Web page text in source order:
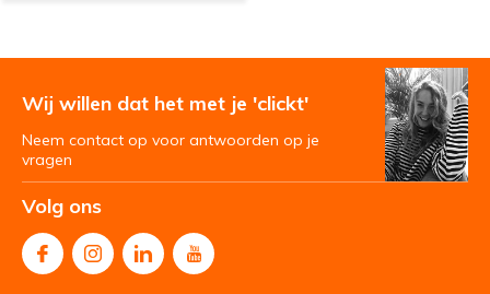
Wij willen dat het met je 'clickt'
Neem contact op voor antwoorden op je
vragen
Volg ons